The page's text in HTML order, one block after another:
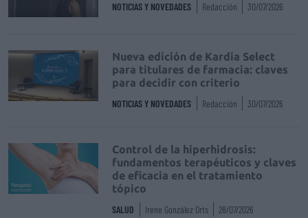
NOTICIAS Y NOVEDADES Redacción 30/07/2026
Nueva edición de Kardia Select
para titulares de farmacia: claves
para decidir con criterio
NOTICIAS Y NOVEDADES Redacción 30/07/2026
Control de la hiperhidrosis:
fundamentos terapéuticos y claves
de eficacia en el tratamiento
tópico
SALUD Irene González Orts 28/07/2026